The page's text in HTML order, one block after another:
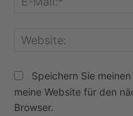
Speichern Sie
meine Website für den
Browser.